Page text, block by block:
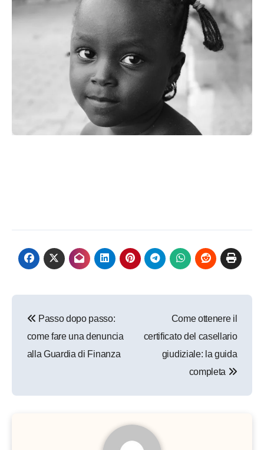
articoli
Passo dopo passo:
come fare una denuncia
alla Guardia di Finanza
Come ottenere il
certificato del casellario
giudiziale: la guida
completa